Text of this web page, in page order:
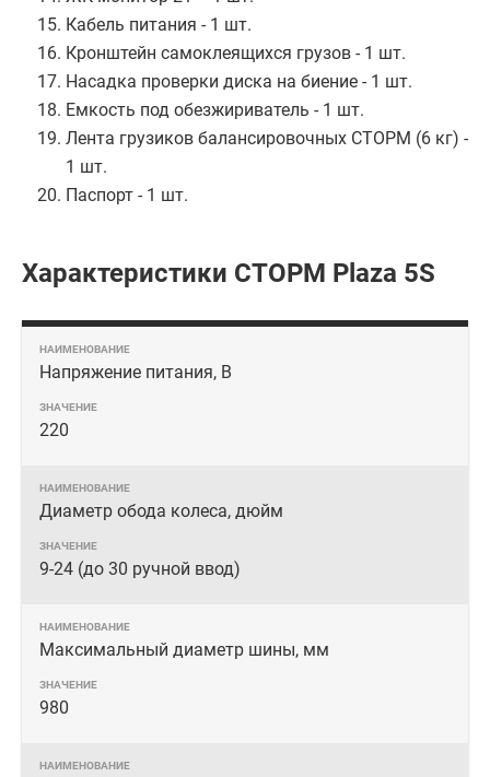
Кабель питания - 1 шт.
Кронштейн самоклеящихся грузов - 1 шт.
Насадка проверки диска на биение - 1 шт.
Емкость под обезжириватель - 1 шт.
Лента грузиков балансировочных СТОРМ (6 кг) -
1 шт.
Паспорт - 1 шт.
Характеристики СТОРМ Plaza 5S
Напряжение питания, В
220
Диаметр обода колеса, дюйм
9-24 (до 30 ручной ввод)
Максимальный диаметр шины, мм
980